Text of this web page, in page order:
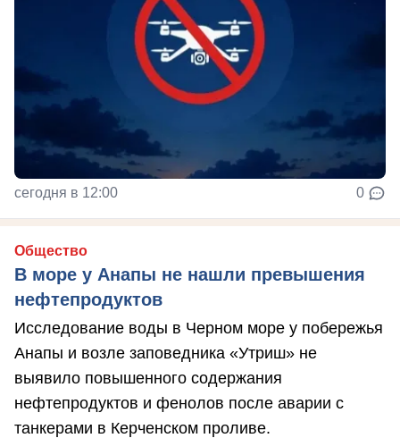
сегодня в 12:00 0
Общество
В море у Анапы не нашли превышения
нефтепродуктов
Исследование воды в Черном море у побережья
Анапы и возле заповедника «Утриш» не
выявило повышенного содержания
нефтепродуктов и фенолов после аварии с
танкерами в Керченском проливе.